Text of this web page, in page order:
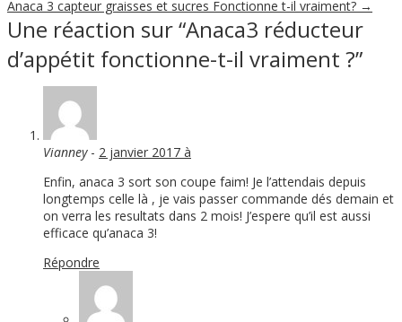
Anaca 3 capteur graisses et sucres Fonctionne t-il vraiment? →
Une réaction sur “Anaca3 réducteur
d’appétit fonctionne-t-il vraiment ?”
Vianney- 2 janvier 2017 à
Enfin, anaca 3 sort son coupe faim! Je l’attendais depuis
longtemps celle là , je vais passer commande dés demain et
on verra les resultats dans 2 mois! J’espere qu’il est aussi
efficace qu’anaca 3!
Répondre